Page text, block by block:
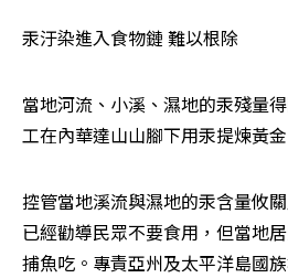
汞汙染進入食物鏈 難以根除
當地河流、小溪、濕地的汞殘量
工在內華達山山腳下用汞提煉黃金
控管當地溪流與濕地的汞含量攸
已經勸導民眾不要食用，但當地
捕魚吃。專責亞州及太平洋島國